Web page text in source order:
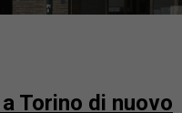
Torino di nuovo